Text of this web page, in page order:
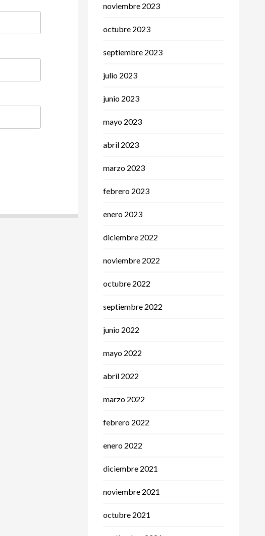
noviembre 2023
octubre 2023
septiembre 2023
julio 2023
junio 2023
mayo 2023
abril 2023
marzo 2023
febrero 2023
enero 2023
diciembre 2022
noviembre 2022
octubre 2022
septiembre 2022
junio 2022
mayo 2022
abril 2022
marzo 2022
febrero 2022
enero 2022
diciembre 2021
noviembre 2021
octubre 2021